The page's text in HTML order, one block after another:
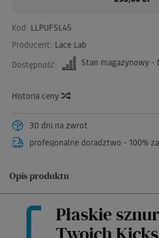
Kod: LLPUFSL45
Producent: Lace Lab
Dostępność:
Stan magazynowy -
Historia ceny
30 dni na zwrot
profesjonalne doradztwo - 100%
Opis produktu
Płaskie